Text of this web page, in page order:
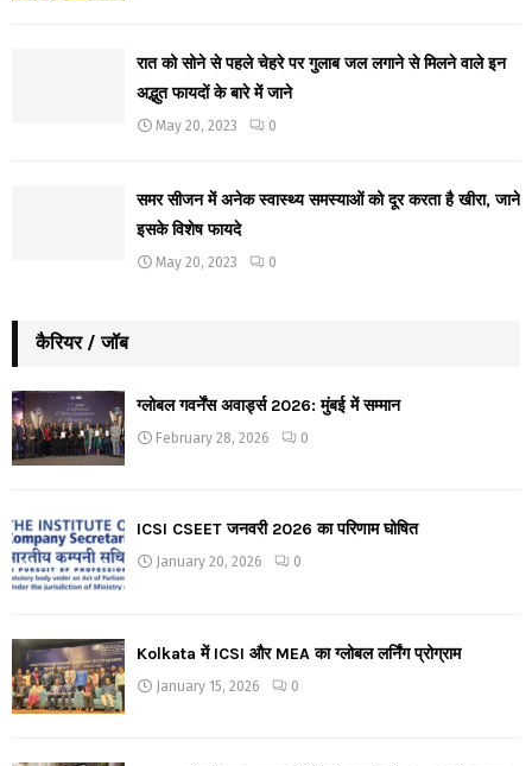
रात को सोने से पहले चेहरे पर गुलाब जल लगाने से मिलने वाले इन
अद्भुत फायदों के बारे में जाने
May 20, 2023 0
समर सीजन में अनेक स्वास्थ्य समस्याओं को दूर करता है खीरा, जाने
इसके विशेष फायदे
May 20, 2023 0
कैरियर / जॉब
ग्लोबल गवर्नेंस अवार्ड्स 2026: मुंबई में सम्मान
February 28, 2026 0
ICSI CSEET जनवरी 2026 का परिणाम घोषित
January 20, 2026 0
Kolkata में ICSI और MEA का ग्लोबल लर्निंग प्रोग्राम
January 15, 2026 0